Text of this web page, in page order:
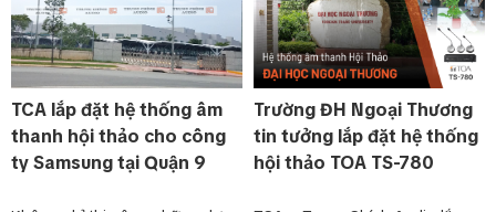
TCA lắp đặt hệ thống âm
thanh hội thảo cho công
ty Samsung tại Quận 9
Trường ĐH Ngoại Thương
tin tưởng lắp đặt hệ thống
hội thảo TOA TS-780